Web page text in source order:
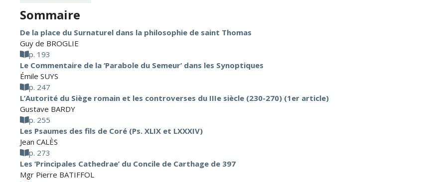
Sommaire
De la place du Surnaturel dans la philosophie de saint Thomas
Guy de BROGLIE
p. 193
Le Commentaire de la ‘Parabole du Semeur’ dans les Synoptiques
Émile SUYS
p. 247
L’Autorité du Siège romain et les controverses du IIIe siècle (230-270) (1er article)
Gustave BARDY
p. 255
Les Psaumes des fils de Coré (Ps. XLIX et LXXXIV)
Jean CALÈS
p. 273
Les ‘Principales Cathedrae’ du Concile de Carthage de 397
Mgr Pierre BATIFFOL